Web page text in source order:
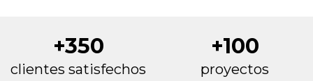
+350
clientes satisfechos
+100
proyectos